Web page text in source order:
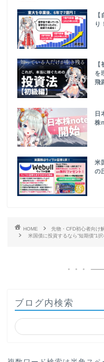
り
を
飛
日
株
米
の
HOME 先物・CFD初心者向け
米国債に投資するなら”短期債”1択
ブログ内検索